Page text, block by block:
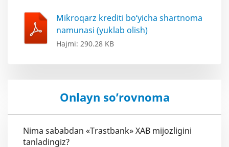
Mikroqarz krediti bo‘yicha shartnoma
namunasi (yuklab olish)
Hajmi: 290.28 KB
Onlayn so’rovnoma
Nima sababdan «Trastbank» XAB mijozligini
tanladingiz?